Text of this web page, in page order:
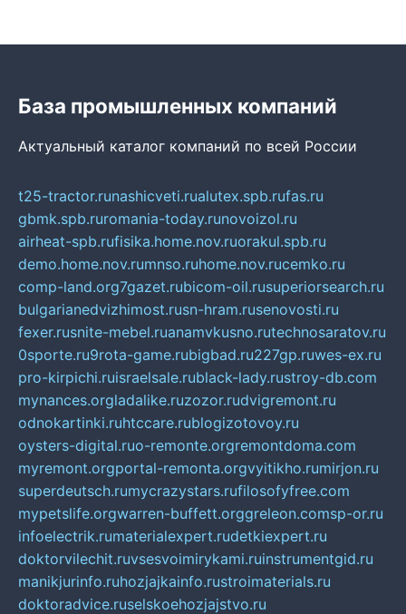
База промышленных компаний
Актуальный каталог компаний по всей России
t25-tractor.runashicveti.rualutex.spb.rufas.ru
gbmk.spb.ruromania-today.runovoizol.ru
airheat-spb.rufisika.home.nov.ruorakul.spb.ru
demo.home.nov.rumnso.ruhome.nov.rucemko.ru
comp-land.org7gazet.rubicom-oil.rusuperiorsearch.ru
bulgarianedvizhimost.rusn-hram.rusenovosti.ru
fexer.rusnite-mebel.ruanamvkusno.rutechnosaratov.ru
0sporte.ru9rota-game.rubigbad.ru227gp.ruwes-ex.ru
pro-kirpichi.ruisraelsale.rublack-lady.rustroy-db.com
mynances.orgladalike.ruzozor.rudvigremont.ru
odnokartinki.ruhtccare.rublogizotovoy.ru
oysters-digital.ruo-remonte.orgremontdoma.com
myremont.orgportal-remonta.orgvyitikho.rumirjon.ru
superdeutsch.rumycrazystars.rufilosofyfree.com
mypetslife.orgwarren-buffett.orggreleon.comsp-or.ru
infoelectrik.rumaterialexpert.rudetkiexpert.ru
doktorvilechit.ruvsesvoimirykami.ruinstrumentgid.ru
manikjurinfo.ruhozjajkainfo.rustroimaterials.ru
doktoradvice.ruselskoehozjajstvo.ru